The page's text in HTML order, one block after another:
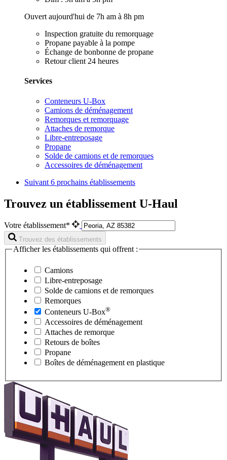
Ouvert aujourd'hui de 7h am à 8h pm
Inspection gratuite du remorquage
Propane payable à la pompe
Échange de bonbonne de propane
Retour client 24 heures
Services
Conteneurs U-Box
Camions de déménagement
Remorques et remorquage
Attaches de remorque
Libre-entreposage
Propane
Solde de camions et de remorques
Accessoires de déménagement
Suivant 6 prochains établissements
Trouvez un établissement U-Haul
Votre établissement*
Trouvez des établissements
Afficher les établissements qui offrent :
Camions
Libre-entreposage
Solde de camions et de remorques
Remorques
Conteneurs U-Box®
Accessoires de déménagement
Attaches de remorque
Retours de boîtes
Propane
Boîtes de déménagement en plastique